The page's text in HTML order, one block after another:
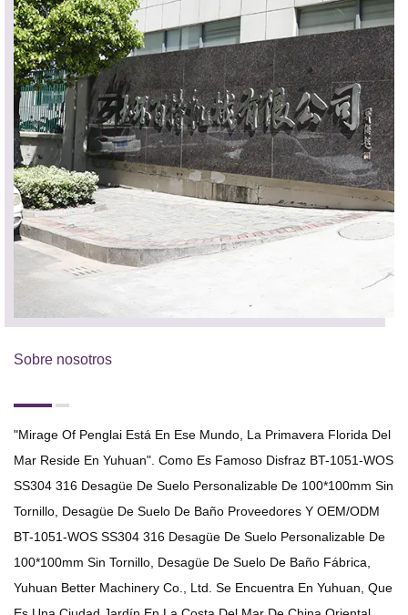
Sobre nosotros
"Mirage Of Penglai Está En Ese Mundo, La Primavera Florida Del
Mar Reside En Yuhuan". Como Es Famoso Disfraz BT-1051-WOS
SS304 316 Desagüe De Suelo Personalizable De 100*100mm Sin
Tornillo, Desagüe De Suelo De Baño Proveedores Y OEM/ODM
BT-1051-WOS SS304 316 Desagüe De Suelo Personalizable De
100*100mm Sin Tornillo, Desagüe De Suelo De Baño Fábrica,
Yuhuan Better Machinery Co., Ltd. Se Encuentra En Yuhuan, Que